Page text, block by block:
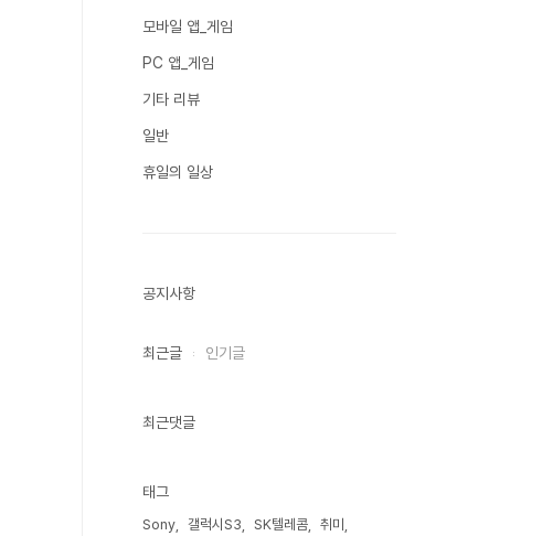
모바일 앱_게임
PC 앱_게임
기타 리뷰
일반
휴일의 일상
공지사항
최근글 인기글
최근댓글
태그
Sony 갤럭시S3 SK텔레콤
취미